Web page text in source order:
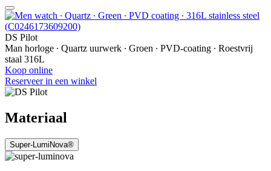
DS Pilot
Man horloge ∙ Quartz uurwerk ∙ Groen ∙ PVD-coating ∙ Roestvrij
staal 316L
Koop online
Reserveer in een winkel
Materiaal
Super-LumiNova®